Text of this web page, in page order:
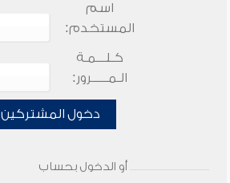
اسم
المستخدم:
كـلـــمـة
الـمـــــرور:
دخول المشتركين
أو الدخول بحساب